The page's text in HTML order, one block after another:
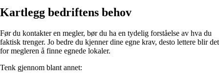
Kartlegg bedriftens behov
Før du kontakter en megler, bør du ha en tydelig forståelse av hva du
faktisk trenger. Jo bedre du kjenner dine egne krav, desto lettere blir det
for megleren å finne egnede lokaler.
Tenk gjennom blant annet: